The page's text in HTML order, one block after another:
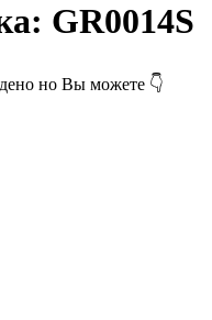
GR0014S
но Вы можете 👇